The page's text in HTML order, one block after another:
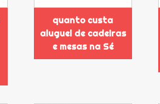
quanto custa
aluguel de cadeiras
e mesas na Sé